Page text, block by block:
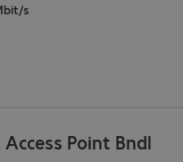
s
Point Bndl